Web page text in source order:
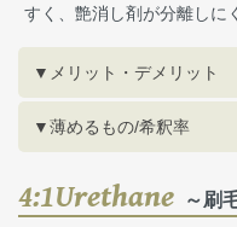
すく、艶消し剤が分離しに
▼メリット・デメリット
▼薄めるもの/希釈率
4:1Urethane ～刷